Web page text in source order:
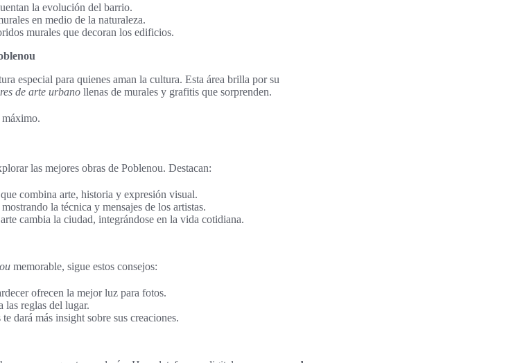
la evolución del barrio.
en medio de la naturaleza.
murales que decoran los edificios.
especial para quienes aman la cultura. Esta área brilla por su
de arte urbano llenas de murales y grafitis que sorprenden.
máximo.
las mejores obras de Poblenou. Destacan:
combina arte, historia y expresión visual.
la técnica y mensajes de los artistas.
cambia la ciudad, integrándose en la vida cotidiana.
memorable, sigue estos consejos:
ofrecen la mejor luz para fotos.
las reglas del lugar.
dará más insight sobre sus creaciones.